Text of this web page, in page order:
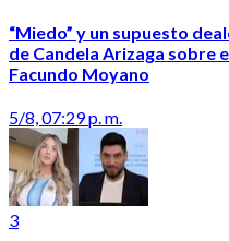
“Miedo” y un supuesto
de Candela Arizaga sobre
Facundo Moyano
5/8, 07:29 p. m.
3